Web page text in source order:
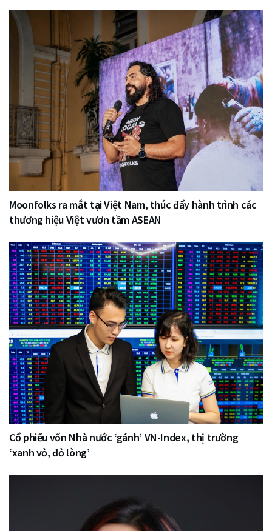
Moonfolks ra mắt tại Việt Nam, thúc đẩy hành trình các
thương hiệu Việt vươn tầm ASEAN
Cổ phiếu vốn Nhà nước ‘gánh’ VN-Index, thị trường
‘xanh vỏ, đỏ lòng’